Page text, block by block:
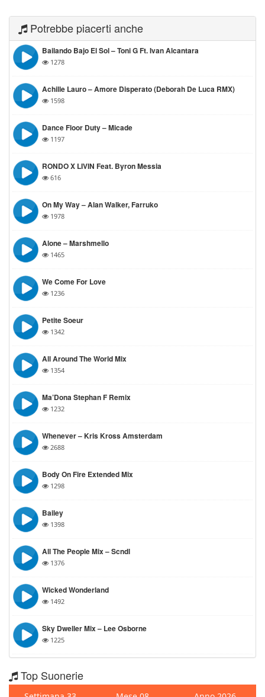
Potrebbe piacerti anche
Bailando Bajo El Sol – Toni G Ft. Ivan Alcantara
1278
Achille Lauro – Amore Disperato (Deborah De Luca RMX)
1598
Dance Floor Duty – Micade
1197
RONDO X LIVIN Feat. Byron Messia
616
On My Way – Alan Walker, Farruko
1978
Alone – Marshmello
1465
We Come For Love
1236
Petite Soeur
1342
All Around The World Mix
1354
Ma’Dona Stephan F Remix
1232
Whenever – Kris Kross Amsterdam
2688
Body On Fire Extended Mix
1298
Bailey
1398
All The People Mix – Scndl
1376
Wicked Wonderland
1492
Sky Dweller Mix – Lee Osborne
1225
Top Suonerie